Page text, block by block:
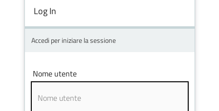
Amministrazione
Novità
Servizi
Log In
Accedi per iniziare la sessione
Nome utente